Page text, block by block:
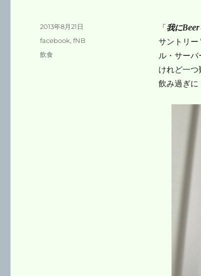
「我にBeer
サントリ
ル・サーバ
けれど一
飲み過ぎに
投
稿
2013年8月21日
カ
テ
facebook,fNB
タ
飲食